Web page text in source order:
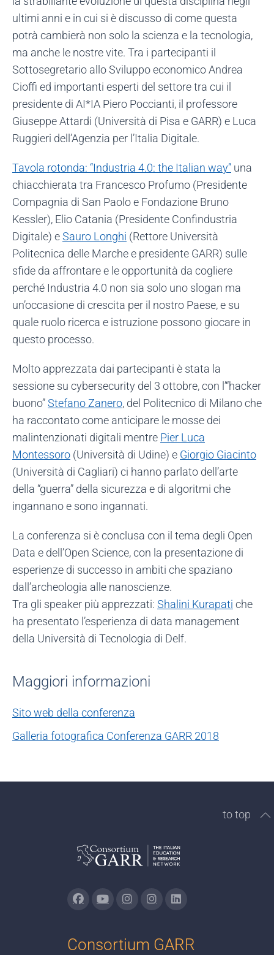
ultimi anni e in cui si è discusso di come questa
potrà cambierà non solo la scienza e la tecnologia,
ma anche le nostre vite. Tra i partecipanti il
Sottosegretario allo Sviluppo economico Andrea
Cioffi ed importanti esperti del settore tra cui il
presidente di AI*IA Piero Poccianti, il professore
Giuseppe Attardi (Università di Pisa e GARR) e Luca
Ruggieri dell’Agenzia per l’Italia Digitale.
Tavola rotonda: “Industria 4.0: the Italian way” una
chiacchierata tra Francesco Profumo (Presidente
Compagnia di San Paolo e Fondazione Bruno
Kessler), Elio Catania (Presidente Confindustria
Digitale) eSauro Longhi (Rettore Università
Politecnica delle Marche e presidente GARR) sulle
sfide da affrontare e le opportunità da cogliere
perché Industria 4.0 non sia solo uno slogan ma
un’occasione di crescita per il nostro Paese, e su
quale ruolo ricerca e istruzione possono giocare in
questo processo.
Molto apprezzata dai partecipanti è stata la
sessione su cybersecurity del 3 ottobre, con l’“hacker
buono”Stefano Zanero, del Politecnico di Milano che
ha raccontato come anticipare le mosse dei
malintenzionati digitali mentre Pier Luca
Montessoro (Università di Udine) e Giorgio Giacinto
(Università di Cagliari) ci hanno parlato dell’arte
della “guerra” della sicurezza e di algoritmi che
ingannano e sono ingannati.
La conferenza si è conclusa con il tema degli Open
Data e dell’Open Science, con la presentazione di
esperienze di successo in ambiti che spaziano
dall’archeologia alle nanoscienze.
Tra gli speaker più apprezzati: Shalini Kurapati che
ha presentato l’esperienza di data management
della Università di Tecnologia di Delf.
Maggiori informazioni
Sito web della conferenza
Galleria fotografica Conferenza GARR 2018
to top
Consortium GARR